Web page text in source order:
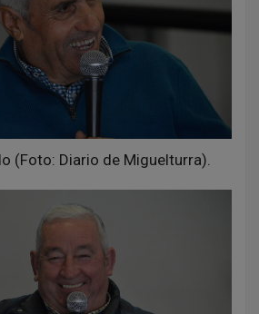
(Foto: Diario de Miguelturra).